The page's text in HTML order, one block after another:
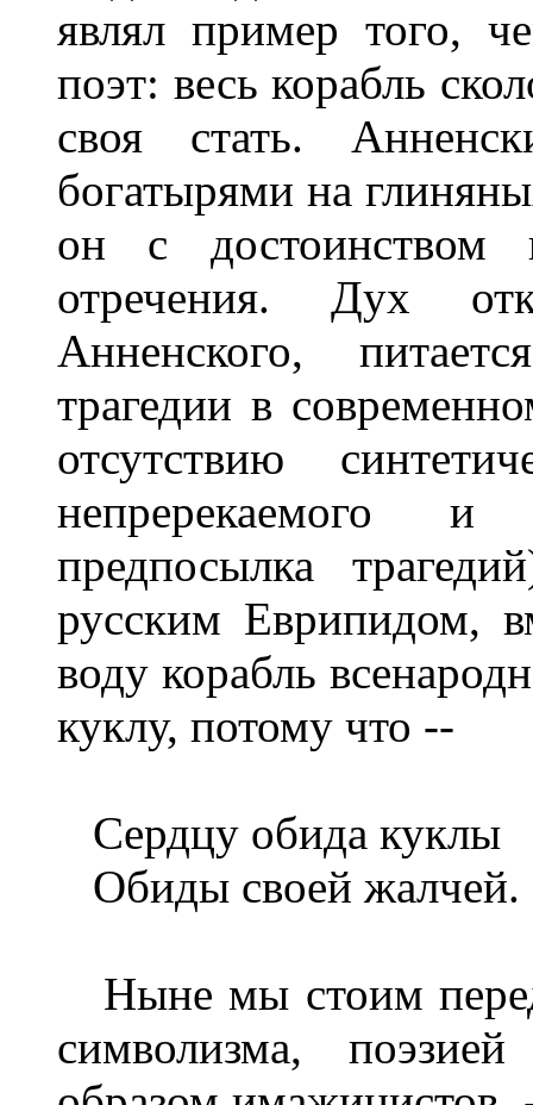
являл пример того,
поэт: весь корабль
своя стать.
богатырями на
он с достоинством
отречения. Дух
Анненского,
трагедии в
отсутствию
непререкаемого и
предпосылка
русским Еврипидом,
воду корабль
куклу, потому что --
Сердцу обида куклы
Обиды своей жалчей.
Ныне мы стоим
символизма,